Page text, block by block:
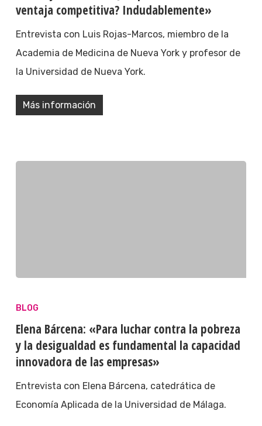
ventaja competitiva? Indudablemente»
Entrevista con Luis Rojas-Marcos, miembro de la
Academia de Medicina de Nueva York y profesor de
la Universidad de Nueva York.
Más información
BLOG
Elena Bárcena: «Para luchar contra la pobreza
y la desigualdad es fundamental la capacidad
innovadora de las empresas»
Entrevista con Elena Bárcena, catedrática de
Economía Aplicada de la Universidad de Málaga.